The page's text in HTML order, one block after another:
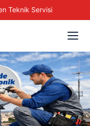
Teknik Servisi